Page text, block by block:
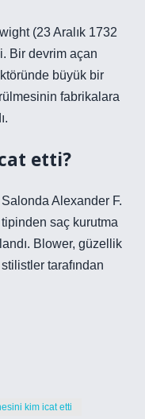
(23 Aralık 1732
Bir devrim açan
büyük bir
fabrikalara
etti?
Alexander F.
saç kurutma
Blower, güzellik
tarafından
kim icat etti